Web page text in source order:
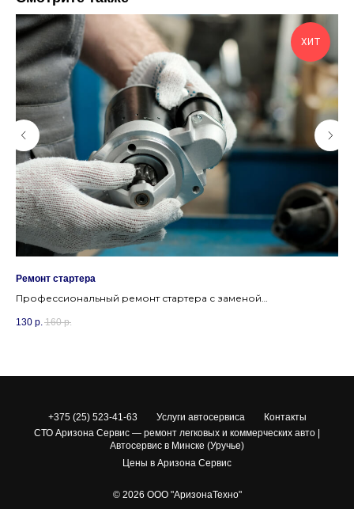
ХИТ
Ремонт стартера
Профессиональный ремонт стартера с заменой
130 р. 160 р.
+375 (25) 523-41-63 Услуги автосервиса
Контакты
СТО Аризона Сервис — ремонт легковых и коммерческих авто |
Автосервис в Минске (Уручье)
Цены в Аризона Сервис
© 2026 ООО "АризонаТехно"